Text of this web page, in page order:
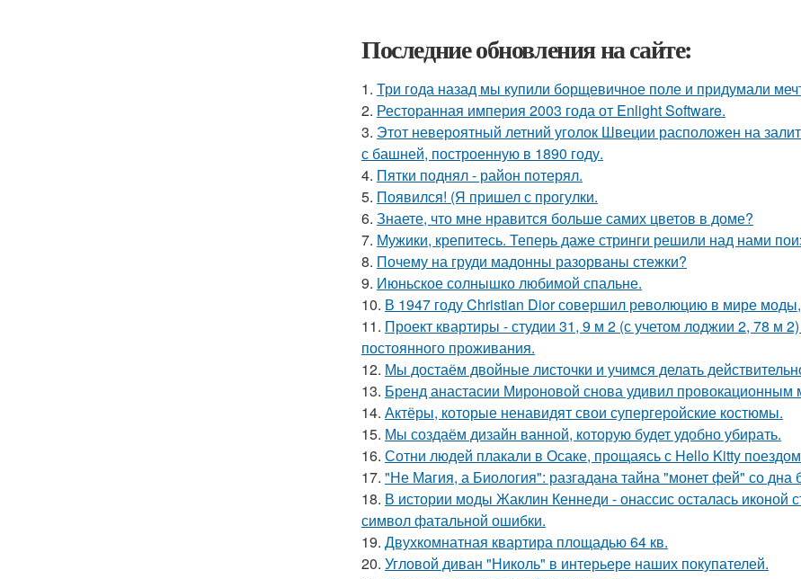
Последние обновления на сайте:
1. Три года назад мы купили борщевичное поле и придумали
2. Ресторанная империя 2003 года от Enlight Software.
3. Этот невероятный летний уголок Швеции расположен на
с башней, построенную в 1890 году.
4. Пятки поднял - район потерял.
5. Появился! (Я пришел с прогулки.
6. Знаете, что мне нравится больше самих цветов в доме?
7. Мужики, крепитесь. Теперь даже стринги решили над нами
8. Почему на груди мадонны разорваны стежки?
9. Июньское солнышко любимой спальне.
10. В 1947 году Christian Dior совершил революцию в мире
11. Проект квартиры - студии 31, 9 м 2 (с учетом лоджии 2, 78 м
постоянного проживания.
12. Мы достаём двойные листочки и учимся делать
13. Бренд анастасии Мироновой снова удивил провокационным
14. Актёры, которые ненавидят свои супергеройские костюмы.
15. Мы создаём дизайн ванной, которую будет удобно убирать.
16. Сотни людей плакали в Осаке, прощаясь с Hello Kitty
17. "Не Магия, а Биология": разгадана тайна "монет фей" со дна
18. В истории моды Жаклин Кеннеди - онассис осталась иконой
символ фатальной ошибки.
19. Двухкомнатная квартира площадью 64 кв.
20. Угловой диван "Николь" в интерьере наших покупателей.